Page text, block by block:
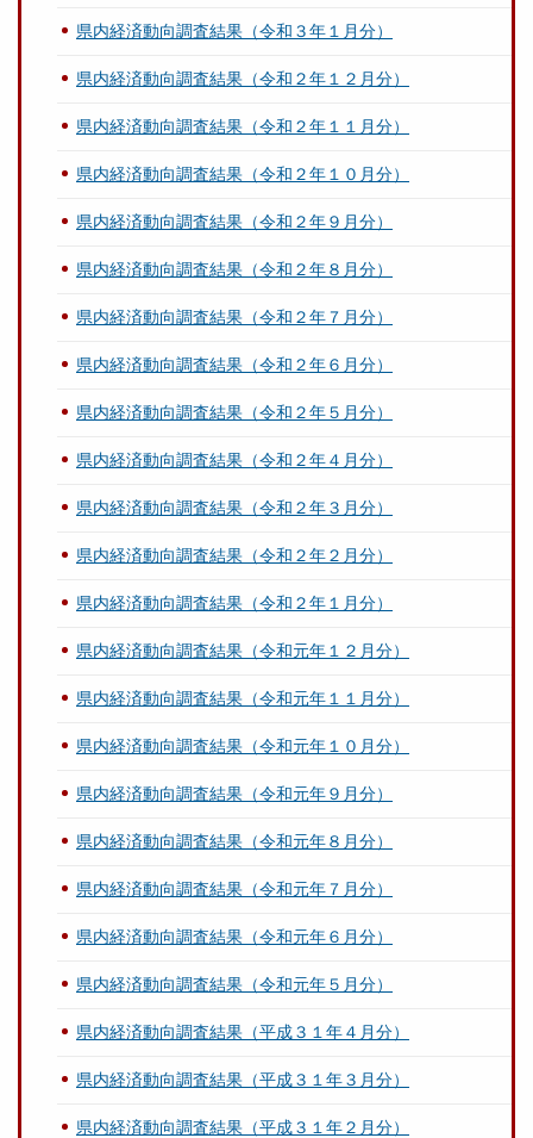
県内経済動向調査結果（令和３年１月分）
県内経済動向調査結果（令和２年１２月分）
県内経済動向調査結果（令和２年１１月分）
県内経済動向調査結果（令和２年１０月分）
県内経済動向調査結果（令和２年９月分）
県内経済動向調査結果（令和２年８月分）
県内経済動向調査結果（令和２年７月分）
県内経済動向調査結果（令和２年６月分）
県内経済動向調査結果（令和２年５月分）
県内経済動向調査結果（令和２年４月分）
県内経済動向調査結果（令和２年３月分）
県内経済動向調査結果（令和２年２月分）
県内経済動向調査結果（令和２年１月分）
県内経済動向調査結果（令和元年１２月分）
県内経済動向調査結果（令和元年１１月分）
県内経済動向調査結果（令和元年１０月分）
県内経済動向調査結果（令和元年９月分）
県内経済動向調査結果（令和元年８月分）
県内経済動向調査結果（令和元年７月分）
県内経済動向調査結果（令和元年６月分）
県内経済動向調査結果（令和元年５月分）
県内経済動向調査結果（平成３１年４月分）
県内経済動向調査結果（平成３１年３月分）
県内経済動向調査結果（平成３１年２月分）